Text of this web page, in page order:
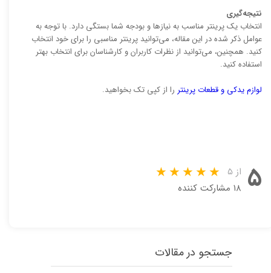
نتیجه‌گیری
انتخاب یک پرینتر مناسب به نیازها و بودجه شما بستگی دارد. با توجه به
عوامل ذکر شده در این مقاله، می‌توانید پرینتر مناسبی را برای خود انتخاب
کنید. همچنین، می‌توانید از نظرات کاربران و کارشناسان برای انتخاب بهتر
استفاده کنید.
لوازم یدکی و قطعات پرینتر را از کپی تک بخواهید.
۵ از ۵
۱۸ مشارکت کننده
جستجو در مقالات